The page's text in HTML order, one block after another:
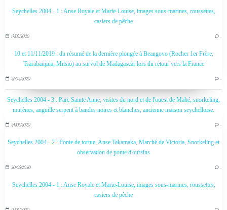
Seychelles 2004 - 1 : Anse Royale et Marie-Louise, images sous-marines, roussettes,
casiers de pêche
17/05/2020 …
10 et 11/11/2019 : du résumé de la dernière plongée à Beangovo (Rocher 1er Frère,
Tsarabanjina, Mitsio) au survol de Madagascar lors du retour vers la France
27/02/2020 …
Seychelles 2004 - 3 : Parc Sainte Anne, visites du nord et de l'ouest de Mahé, snorkeling,
murènes, anguille serpent à bandes noires et blanches, ancienne maison seychelloise.
24/05/2020 …
Seychelles 2004 - 2 : Ponte de tortue, Anse Takamaka, Marché de Victoria, Snorkeling et
observation de ponte d'oursins
20/05/2020 …
Seychelles 2004 - 1 : Anse Royale et Marie-Louise, images sous-marines, roussettes,
casiers de pêche